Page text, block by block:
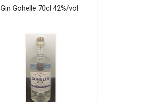
Gin Gohelle 70cl 42%/vol